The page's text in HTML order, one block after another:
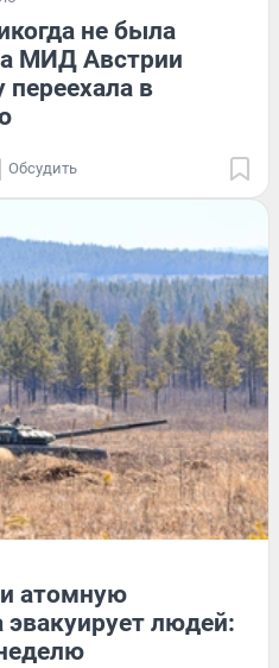
не была
МИД Австрии
переехала в
Обсудить
атомную
людей: